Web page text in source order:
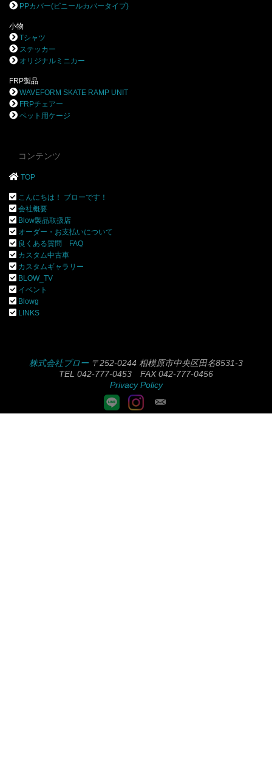
PPカバー(ビニールカバータイプ)
小物
Tシャツ
ステッカー
オリジナルミニカー
FRP製品
WAVEFORM SKATE RAMP UNIT
FRPチェアー
ペット用ケージ
コンテンツ
TOP
こんにちは！ ブローです！
会社概要
Blow製品取扱店
オーダー・お支払いについて
良くある質問 FAQ
カスタム中古車
カスタムギャラリー
BLOW_TV
イベント
Blowg
LINKS
株式会社ブロー 〒252-0244 相模原市中央区田名8531-3
TEL 042-777-0453 FAX 042-777-0456
Privacy Policy